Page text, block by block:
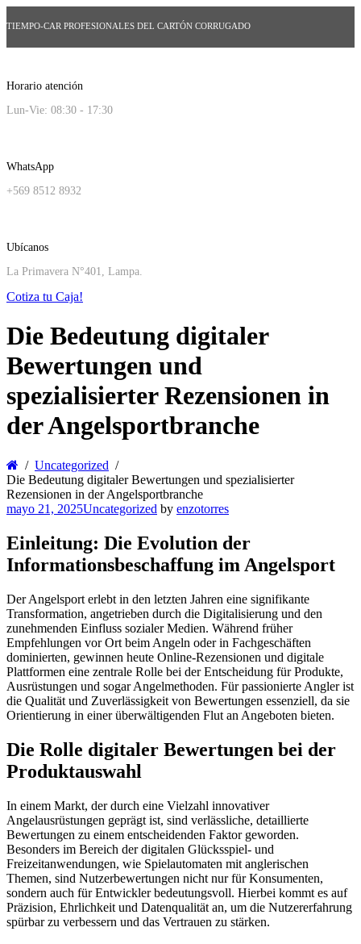
TIEMPO-CAR PROFESIONALES DEL CARTÓN CORRUGADO
Horario atención
Lun-Vie: 08:30 - 17:30
WhatsApp
+569 8512 8932
Ubícanos
La Primavera N°401, Lampa.
Cotiza tu Caja!
Die Bedeutung digitaler
Bewertungen und
spezialisierter Rezensionen in
der Angelsportbranche
Uncategorized
Die Bedeutung digitaler Bewertungen und spezialisierter
Rezensionen in der Angelsportbranche
mayo 21, 2025Uncategorized by enzotorres
Einleitung: Die Evolution der
Informationsbeschaffung im Angelsport
Der Angelsport erlebt in den letzten Jahren eine signifikante
Transformation, angetrieben durch die Digitalisierung und den
zunehmenden Einfluss sozialer Medien. Während früher
Empfehlungen vor Ort beim Angeln oder in Fachgeschäften
dominierten, gewinnen heute Online-Rezensionen und digitale
Plattformen eine zentrale Rolle bei der Entscheidung für Produkte,
Ausrüstungen und sogar Angelmethoden. Für passionierte Angler ist
die Qualität und Zuverlässigkeit von Bewertungen essenziell, da sie
Orientierung in einer überwältigenden Flut an Angeboten bieten.
Die Rolle digitaler Bewertungen bei der
Produktauswahl
In einem Markt, der durch eine Vielzahl innovativer
Angelausrüstungen geprägt ist, sind verlässliche, detaillierte
Bewertungen zu einem entscheidenden Faktor geworden.
Besonders im Bereich der digitalen Glücksspiel- und
Freizeitanwendungen, wie Spielautomaten mit anglerischen
Themen, sind Nutzerbewertungen nicht nur für Konsumenten,
sondern auch für Entwickler bedeutungsvoll. Hierbei kommt es auf
Präzision, Ehrlichkeit und Datenqualität an, um die Nutzererfahrung
spürbar zu verbessern und das Vertrauen zu stärken.